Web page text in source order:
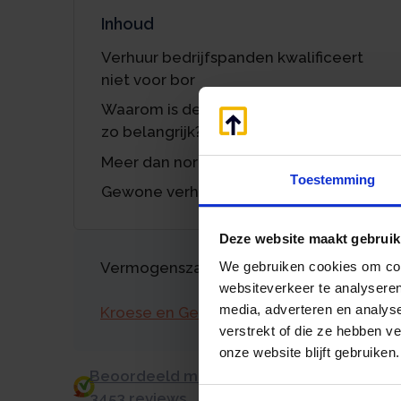
Toestemming
Deze website maakt
We gebruiken cookies om
websiteverkeer te
media, adverteren en
verstrekt of die ze hebben
onze website blijft gebruiken.
Inhoud
Verhuur bedrijfspanden kwalificeert
niet voor bor
Waarom is de materiële onderneming
zo belangrijk?
Meer dan normaal vermogensbeheer?
Gewone verhuurwerkzaamheden
Vermogenszaken goed regelen?
Kroese en Geraerts
Beoordeeld met een 9.0 uit 10 op basis van